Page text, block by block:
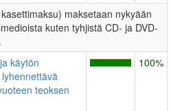
maksetaan nykyään
kuten tyhjistä CD- ja DVD-
käytön
teoksen
100%